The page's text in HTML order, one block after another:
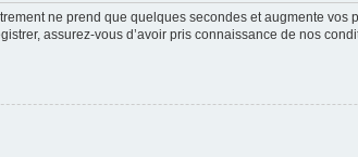
ne prend que quelques secondes et augmente
assurez-vous d’avoir pris connaissance de nos